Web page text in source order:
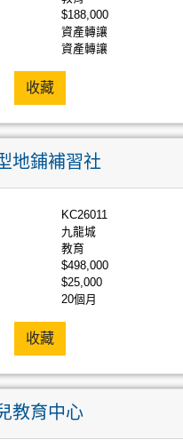
$188,000
資產轉讓
資產轉讓
收藏
地鋪補習社
KC26011
九龍城
教育
$498,000
$25,000
20個月
收藏
教育中心